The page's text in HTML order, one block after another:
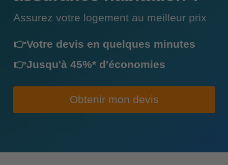
Assurez votre logement au meilleur prix
👉Votre devis en quelques minutes
👉Jusqu'à 45%* d'économies
Obtenir mon devis